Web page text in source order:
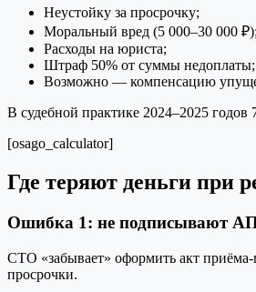
Неустойку за просрочку;
Моральный вред (5 000–30 000 ₽);
Расходы на юриста;
Штраф 50% от суммы недоплаты;
Возможно — компенсацию
В судебной практике 2024–2025
[osago_calculator]
Где теряют деньги при
Ошибка 1: не подписывают
СТО «забывает» оформить акт приёма-
просрочки.